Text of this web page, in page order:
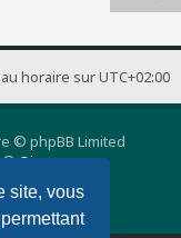
site, vous
horaire surUTC+02:00
© phpBB Limited
Qiaeru
Studio